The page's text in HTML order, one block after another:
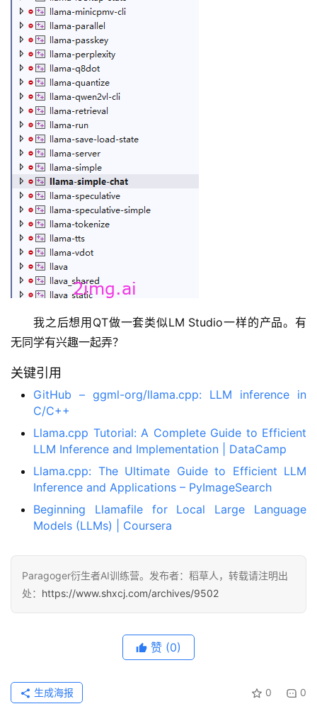
我之后想用QT做一套类似LM Studio一样的产品。有
无同学有兴趣一起弄？
关键引用
GitHub – ggml-org/llama.cpp: LLM inference in
C/C++
Llama.cpp Tutorial: A Complete Guide to Efficient
LLM Inference and Implementation | DataCamp
Llama.cpp: The Ultimate Guide to Efficient LLM
Inference and Applications – PyImageSearch
Beginning Llamafile for Local Large Language
Models (LLMs) | Coursera
Paragoger衍生者AI训练营。发布者：稻草人，转载请注明出
处： https://www.shxcj.com/archives/9502
赞 (0)
0 0
生成海报